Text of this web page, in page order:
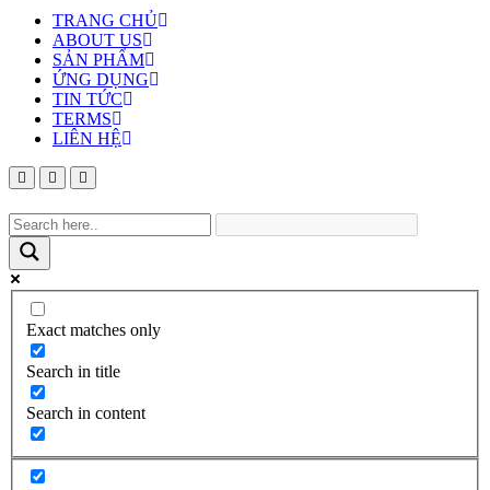
TRANG CHỦ
ABOUT US
SẢN PHẨM
ỨNG DỤNG
TIN TỨC
TERMS
LIÊN HỆ
Exact matches only
Search in title
Search in content